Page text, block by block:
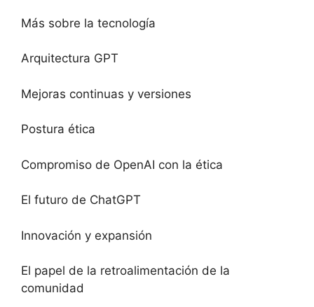
Más sobre la tecnología
Arquitectura GPT
Mejoras continuas y versiones
Postura ética
Compromiso de OpenAI con la ética
El futuro de ChatGPT
Innovación y expansión
El papel de la retroalimentación de la
comunidad